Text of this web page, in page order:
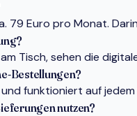
79 Euro pro Monat.
Tisch, sehen die
Bestellungen?
funktioniert auf
nutzen?